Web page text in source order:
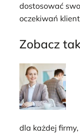
dostosować
oczekiwań
Zobacz
dla każdej